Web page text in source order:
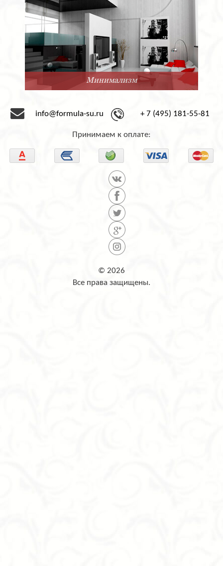
Минимализм
info@formula-su.ru + 7 (495) 181-55-81
Принимаем к оплате:
© 2026
Все права защищены.